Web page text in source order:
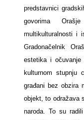
predstavnici
govorima
multikulturalnosti i
Gradonačelnik
estetika i očuvanje
kulturnom stupnju
građani bez obzira
objekt, to odražava
naroda. To su